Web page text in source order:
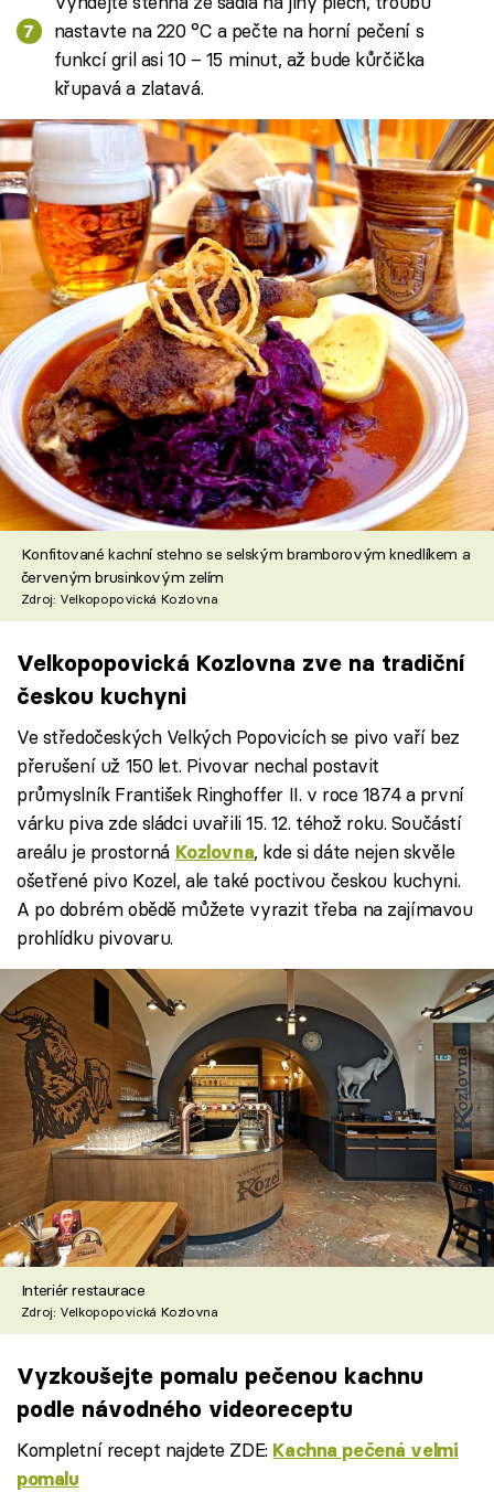
nastavte na 220 °C a pečte na horní pečení s
funkcí gril asi 10 – 15 minut, až bude kůrčička
křupavá a zlatavá.
Konfitované kachní stehno se selským bramborovým knedlíkem a
červeným brusinkovým zelím
Zdroj: Velkopopovická Kozlovna
Velkopopovická Kozlovna zve na tradiční
českou kuchyni
Ve středočeských Velkých Popovicích se pivo vaří bez
přerušení už 150 let. Pivovar nechal postavit
průmyslník František Ringhoffer II. v roce 1874 a první
várku piva zde sládci uvařili 15. 12. téhož roku. Součástí
areálu je prostorná Kozlovna, kde si dáte nejen skvěle
ošetřené pivo Kozel, ale také poctivou českou kuchyni.
A po dobrém obědě můžete vyrazit třeba na zajímavou
prohlídku pivovaru.
Interiér restaurace
Zdroj: Velkopopovická Kozlovna
Vyzkoušejte pomalu pečenou kachnu
podle návodného videoreceptu
Kompletní recept najdete ZDE: Kachna pečená velmi
pomalu